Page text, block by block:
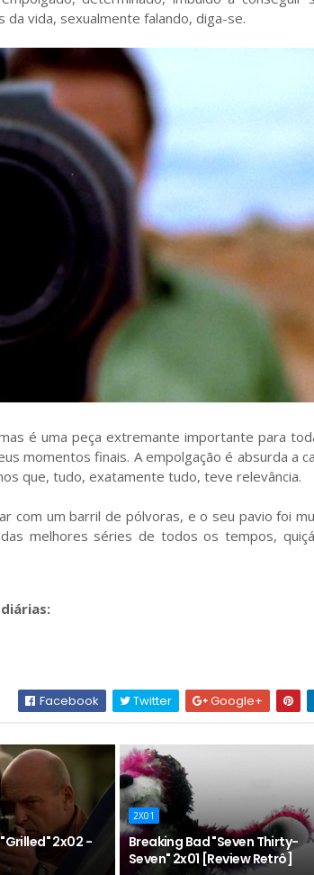
vida, sexualmente falando, diga-se.
é uma peça extremante importante para
momentos finais. A empolgação é absurda a
que, tudo, exatamente tudo, teve relevância.
com um barril de pólvoras, e o seu pavio foi
melhores séries de todos os tempos,
Facebook Twitter Google+
2x02 -
2X01
Breaking Bad "Seven Thirty-
Seven" 2x01 [Review Retrô]